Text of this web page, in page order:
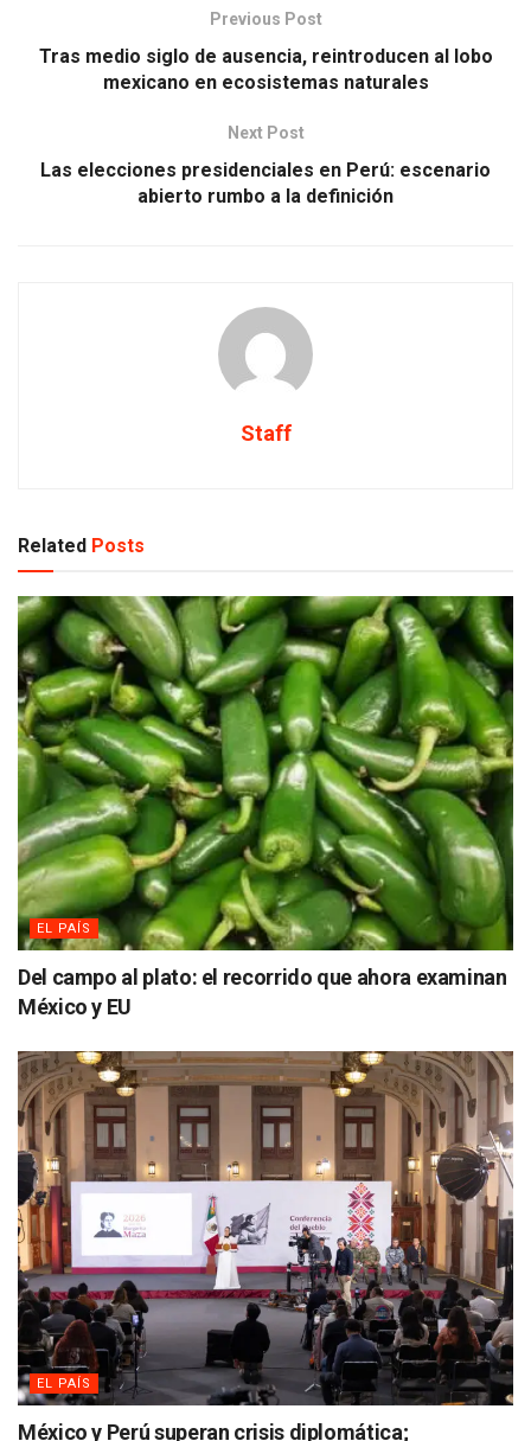
Previous Post
Tras medio siglo de ausencia, reintroducen al lobo
mexicano en ecosistemas naturales
Next Post
Las elecciones presidenciales en Perú: escenario
abierto rumbo a la definición
Staff
Related Posts
EL PAÍS
Del campo al plato: el recorrido que ahora examinan
México y EU
EL PAÍS
México y Perú superan crisis diplomática;